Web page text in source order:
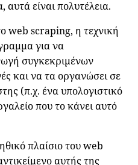
είναι πολυτέλεια.
web scraping, η τεχνική
για να
συγκεκριμένων
και να τα οργανώσει σε
(π.χ. ένα υπολογιστικό
που το κάνει αυτό
πλαίσιο του web
αυτής της